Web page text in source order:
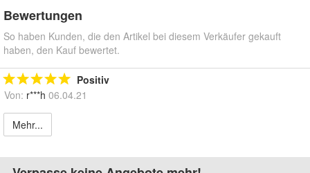
Bewertungen
So haben Kunden, die den Artikel bei diesem Verkäufer gekauft
haben, den Kauf bewertet.
Positiv
Von: r***h 06.04.21
Mehr...